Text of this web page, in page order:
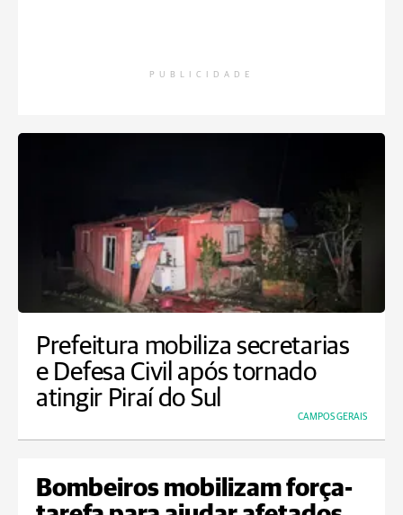
PUBLICIDADE
Prefeitura mobiliza secretarias
e Defesa Civil após tornado
atingir Piraí do Sul
CAMPOS GERAIS
Bombeiros mobilizam força-